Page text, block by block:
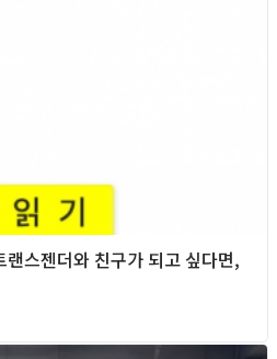
스젠더와 친구가 되고 싶다면,